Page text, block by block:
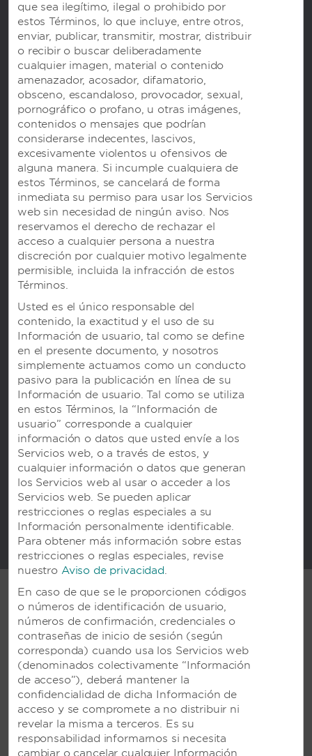
Reserva directamente para
obtener exclusivos beneficios
Cuando reserves tu Viva Vacation directamente en
nuestro sitio web o app, disfrutarás de un exclusivo
paquete de bienvenida, que incluye lo siguiente:
Early check in y late check out*
Uso de cortesía de una caja fuerte en la
habitación para objetos de valor
Una canasta de frutas tropicales que se envía
a tu habitación en el momento de tu llegada
Reservas prioritarias para la cena en nuestros
restaurantes a la carta (cuando corresponda)
Además, los miembros de Wyndham Rewards
pueden ganar puntos por su estadía y usarlos en
noches gratis en Hoteles by Wyndham.
Términos y condiciones
* Sujeto a disponibilidad.
CONSULTA LOS RESORTS PARTICIPANTES
SERVICIOS DEL TODO INCLUIDO
Tipo de habitación
WiFi gratis en zonas designadas
Todas las comidas y snacks
Cocteles, bebidas y vino ilimitados
Un coctel de bienvenida a la llegada
Deportes no motorizados ilimitados
Impuestos y propinas
que sea ilegítimo, ilegal o prohibido por
estos Términos, lo que incluye, entre otros,
enviar, publicar, transmitir, mostrar, distribuir
o recibir o buscar deliberadamente
cualquier imagen, material o contenido
amenazador, acosador, difamatorio,
obsceno, escandaloso, provocador, sexual,
pornográfico o profano, u otras imágenes,
contenidos o mensajes que podrían
considerarse indecentes, lascivos,
excesivamente violentos u ofensivos de
alguna manera. Si incumple cualquiera de
estos Términos, se cancelará de forma
inmediata su permiso para usar los Servicios
web sin necesidad de ningún aviso. Nos
reservamos el derecho de rechazar el
acceso a cualquier persona a nuestra
discreción por cualquier motivo legalmente
permisible, incluida la infracción de estos
Términos.
Usted es el único responsable del
contenido, la exactitud y el uso de su
Información de usuario, tal como se define
en el presente documento, y nosotros
simplemente actuamos como un conducto
pasivo para la publicación en línea de su
Información de usuario. Tal como se utiliza
en estos Términos, la “Información de
usuario” corresponde a cualquier
información o datos que usted envíe a los
Servicios web, o a través de estos, y
cualquier información o datos que generan
los Servicios web al usar o acceder a los
Servicios web. Se pueden aplicar
restricciones o reglas especiales a su
Información personalmente identificable.
Para obtener más información sobre estas
restricciones o reglas especiales, revise
nuestro Aviso de privacidad.
En caso de que se le proporcionen códigos
o números de identificación de usuario,
números de confirmación, credenciales o
contraseñas de inicio de sesión (según
corresponda) cuando usa los Servicios web
(denominados colectivamente “Información
de acceso”), deberá mantener la
confidencialidad de dicha Información de
acceso y se compromete a no distribuir ni
revelar la misma a terceros. Es su
responsabilidad informarnos si necesita
cambiar o cancelar cualquier Información